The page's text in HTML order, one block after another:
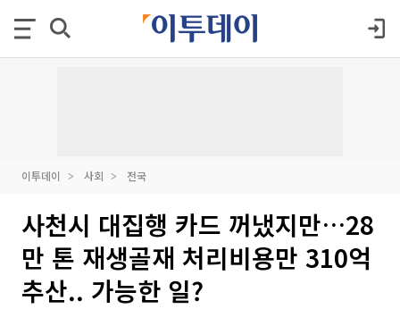
이투데이 사회 전국
사천시 대집행 카드 꺼냈지만…28
만 톤 재생골재 처리비용만 310억
추산.. 가능한 일?